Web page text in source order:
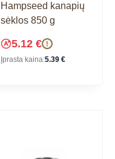
Hampseed kanapių
sėklos 850 g
5.12 € !
Įprasta kaina:5.39 €